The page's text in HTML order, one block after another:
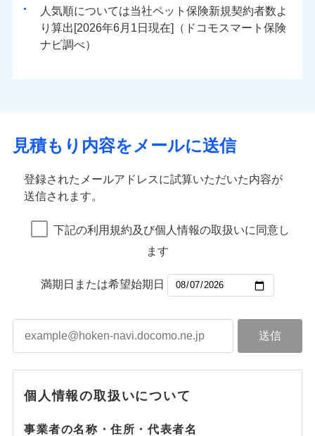
人気順については当社
新規契約者数よ
り算出[
年 月
日現在]（ドコモスマート保険
ナビ調べ）
見積もり内容をメールに送信
登録されたメールアドレスに試算いただいた内容が
送信されます。
下記の利用規約及び個人情報の取扱いに同意し
ます
満期日または希望始期日
個人情報の取扱いについて
事業者の名称・住所・代表者名